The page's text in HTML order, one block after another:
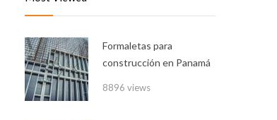
Formaletas para
construcción en Panamá
8896 views